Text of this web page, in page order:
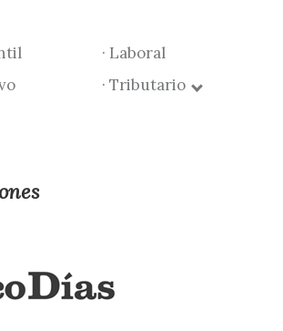
· Laboral
· Tributario